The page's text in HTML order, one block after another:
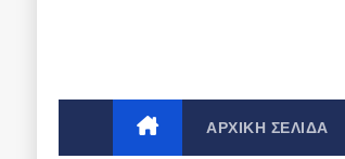
ΑΡΧΙΚΉ ΣΕΛΊΔΑ